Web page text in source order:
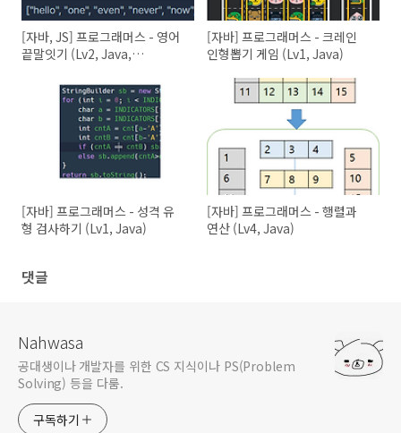
[자바, JS] 프로그래머스 - 영어
끝말잇기 (Lv2, Java,
[자바] 프로그래머스 - 크레인
인형뽑기 게임 (Lv1, Java)
[자바] 프로그래머스 - 성격 유
형 검사하기 (Lv1, Java)
[자바] 프로그래머스 - 행렬과
연산 (Lv4, Java)
댓글
Nahwasa
공대생이나 개발자를 위한 CS 지식이나 PS(Problem
Solving) 등을 다룸.
구독하기